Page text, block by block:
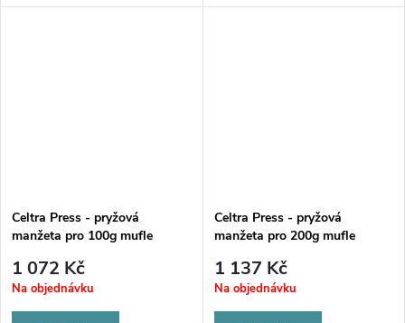
Celtra Press - pryžová
manžeta pro 100g mufle
1 072 Kč
Na objednávku
Celtra Press - pryžová
manžeta pro 200g mufle
1 137 Kč
Na objednávku